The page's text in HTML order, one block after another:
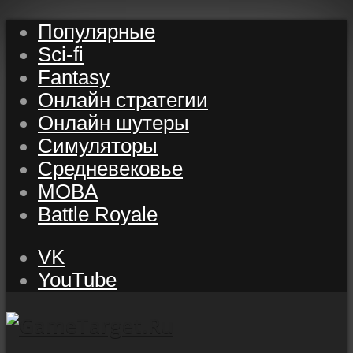
Популярные
Sci-fi
Fantasy
Онлайн стратегии
Онлайн шутеры
Симуляторы
Средневековье
MOBA
Battle Royale
VK
YouTube